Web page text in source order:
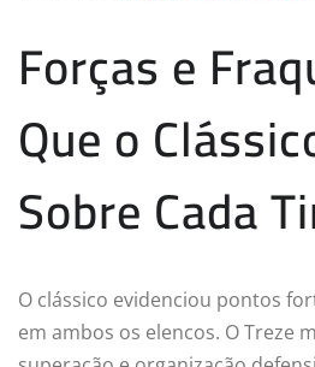
Forças e
Que o
Sobre Cada
O clássico evidenciou pontos
em ambos os elencos. O Treze